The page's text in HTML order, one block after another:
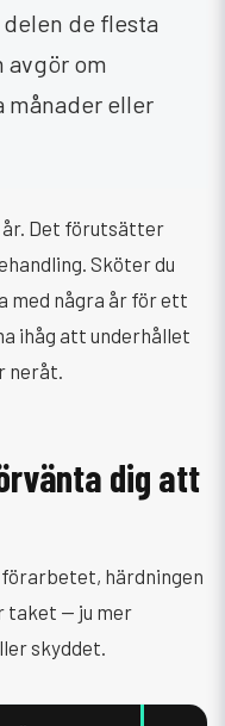
de flesta
avgör om
månader eller
år. Det förutsätter
Sköter du
med några år för ett
ihåg att underhållet
neråt.
dig att
härdningen
taket — ju mer
skyddet.